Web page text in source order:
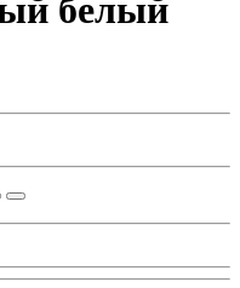
белый